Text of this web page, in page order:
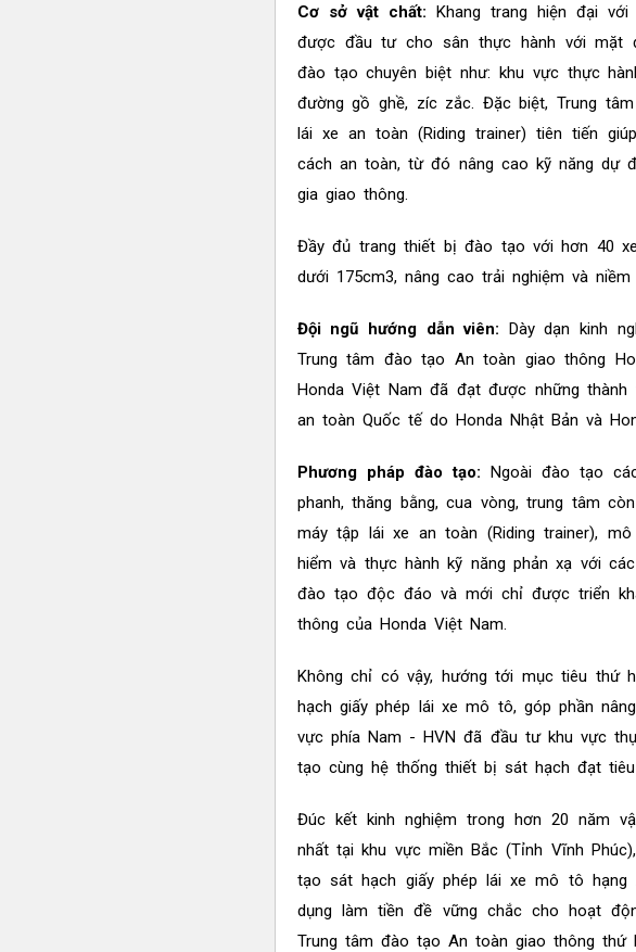
Cơ sở vật chất:Khang trang hiện đại
được đầu tư cho sân thực hành với mặt
đào tạo chuyên biệt như: khu vực thực
đường gồ ghề, zíc zắc. Đặc biệt, Trung
lái xe an toàn (Riding trainer) tiên tiến
cách an toàn, từ đó nâng cao kỹ năng dự
gia giao thông.
Đầy đủ trang thiết bị đào tạo với hơn 40
dưới 175cm3, nâng cao trải nghiệm và
Đội ngũ hướng dẫn viên: Dày dạn kinh
Trung tâm đào tạo An toàn giao thông
Honda Việt Nam đã đạt được những
an toàn Quốc tế do Honda Nhật Bản và
Phương pháp đào tạo:Ngoài đào tạo
phanh, thăng bằng, cua vòng, trung tâm
máy tập lái xe an toàn (Riding trainer),
hiểm và thực hành kỹ năng phản xạ với
đào tạo độc đáo và mới chỉ được triển
thông của Honda Việt Nam.
Không chỉ có vậy, hướng tới mục tiêu thứ
hạch giấy phép lái xe mô tô, góp phần
vực phía Nam - HVN đã đầu tư khu vực
tạo cùng hệ thống thiết bị sát hạch đạt
Đúc kết kinh nghiệm trong hơn 20 năm
nhất tại khu vực miền Bắc (Tỉnh Vĩnh
tạo sát hạch giấy phép lái xe mô tô hạng
dụng làm tiền đề vững chắc cho hoạt
Trung tâm đào tạo An toàn giao thông thứ